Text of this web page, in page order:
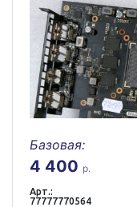
Базовая:
4 400 р.
Арт.:
77777770564